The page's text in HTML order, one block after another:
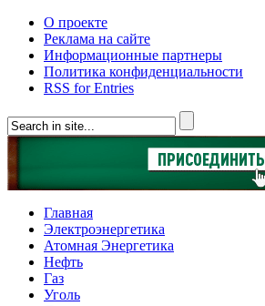
О проекте
Реклама на сайте
Информационные партнеры
Политика конфиденциальности
RSS for Entries
Главная
Электроэнергетика
Атомная Энергетика
Нефть
Газ
Уголь